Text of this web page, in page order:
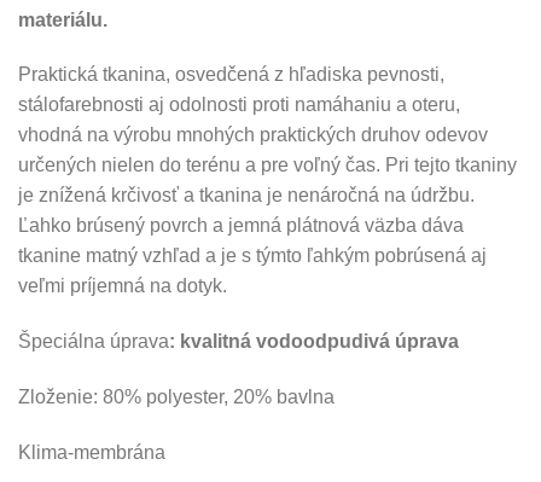
materiálu.
Praktická tkanina, osvedčená z hľadiska pevnosti,
stálofarebnosti aj odolnosti proti namáhaniu a oteru,
vhodná na výrobu mnohých praktických druhov odevov
určených nielen do terénu a pre voľný čas. Pri tejto tkaniny
je znížená krčivosť a tkanina je nenáročná na údržbu.
Ľahko brúsený povrch a jemná plátnová väzba dáva
tkanine matný vzhľad a je s týmto ľahkým pobrúsená aj
veľmi príjemná na dotyk.
Špeciálna úprava: kvalitná vodoodpudivá úprava
Zloženie: 80% polyester, 20% bavlna
Klima-membrána